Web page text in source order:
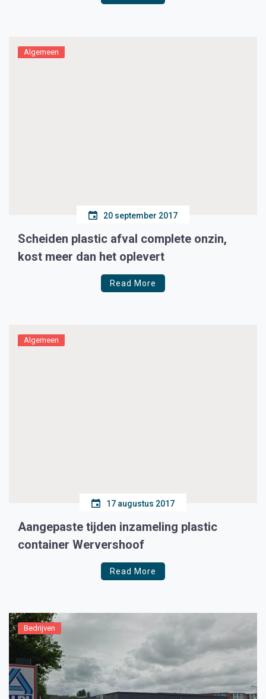
Algemeen
20 september 2017
Scheiden plastic afval complete onzin,
kost meer dan het oplevert
Read More
Algemeen
17 augustus 2017
Aangepaste tijden inzameling plastic
container Wervershoof
Read More
Bedrijven